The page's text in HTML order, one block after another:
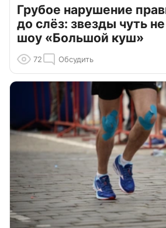
Грубое нарушение
до слёз: звезды чуть
шоу «Большой куш»
72 Обсудить